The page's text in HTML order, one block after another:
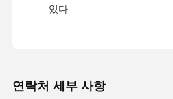
있다.
연락처 세부 사항